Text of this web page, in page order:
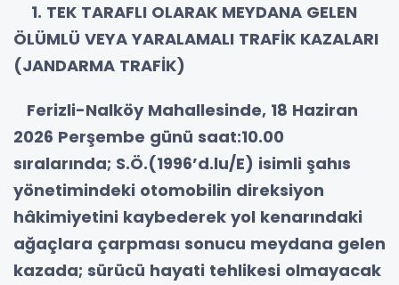
1. TEK TARAFLI OLARAK MEYDANA GELEN
ÖLÜMLÜ VEYA YARALAMALI TRAFİK KAZALARI
(JANDARMA TRAFİK)
Ferizli-Nalköy Mahallesinde, 18 Haziran
2026 Perşembe günü saat:10.00
sıralarında; S.Ö.(1996’d.lu/E) isimli şahıs
yönetimindeki otomobilin direksiyon
hâkimiyetini kaybederek yol kenarındaki
ağaçlara çarpması sonucu meydana gelen
kazada; sürücü hayati tehlikesi olmayacak